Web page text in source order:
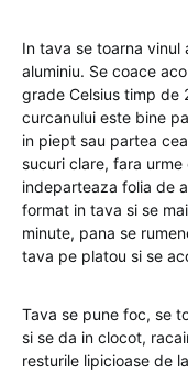
In tava se toarna vinul
aluminiu. Se coace
grade Celsius timp de
curcanului este bine
in piept sau partea
sucuri clare, fara
indeparteaza folia de
format in tava si se
minute, pana se
tava pe platou si se
Tava se pune foc, se
si se da in clocot,
resturile lipicioase de